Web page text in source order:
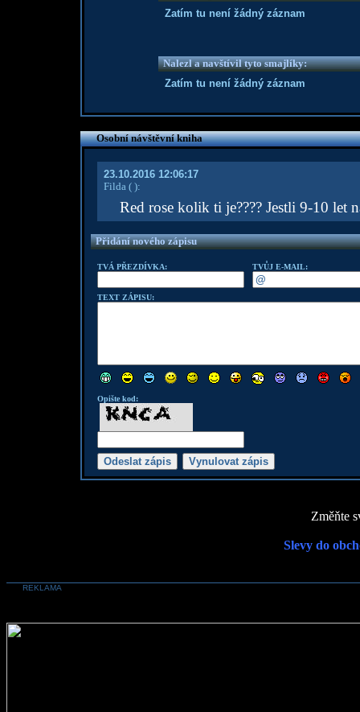
Zatím tu není žádný záznam
Nalezl a navštívil tyto smajlíky:
Zatím tu není žádný záznam
Osobní návštěvní kniha
23.10.2016 12:06:17
Filda( ):
Red rose kolik ti je???? Jestli 9-10 let
Přidání nového zápisu
TVÁ PŘEZDÍVKA: TVŮJ E-MAIL:
TEXT ZÁPISU:
Opište kod:
Změňte
Slevy do
REKLAMA